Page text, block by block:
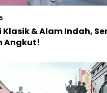
Klasik & Alam Indah,
Angkut!